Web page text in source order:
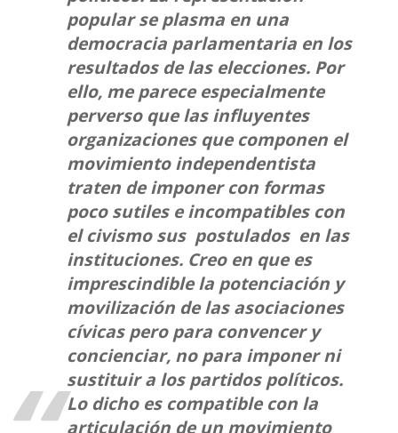
popular se plasma en una
democracia parlamentaria en los
resultados de las elecciones. Por
ello, me parece especialmente
perverso que las influyentes
organizaciones que componen el
movimiento independentista
traten de imponer con formas
poco sutiles e incompatibles con
el civismo sus postulados en las
instituciones. Creo en que es
imprescindible la potenciación y
movilización de las asociaciones
cívicas pero para convencer y
concienciar, no para imponer ni
sustituir a los partidos políticos.
Lo dicho es compatible con la
articulación de un movimiento